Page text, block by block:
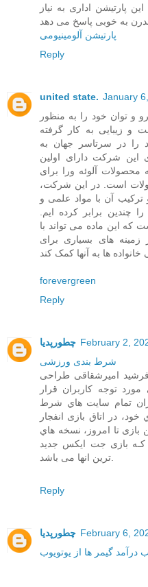
پارتیشن اداری به نیاز
به خوبی پاسخ می دهد
پارتیشن آلومینیومی
Reply
united state. January
و توان خود را به منظور
و زیبایی به کار گرفته
را در سرتاسر جهان به
این شرکت دارای اولین
محصولات آلوئه ورا برای
است. در این شرکت،
ترکیب آن با مواد علمی و
چندین برابر کرده ایم.
که این ماده می تواند با
های بسیاری برای
forevergreen
Reply
چطورپدیا February 2,
شرط بندی ورزشی
امیرشقاقی طراحی
توجه کاربران قرار
70 درصد کاربران تمام سایت هاي‌ شرط
در اتاق بازی انفجار
تا امروز، نسخه هاي‌
کـه بازی جت ایکس جدید
Reply
چطورپدیا February 6,
گیمر ها از یوتویوب